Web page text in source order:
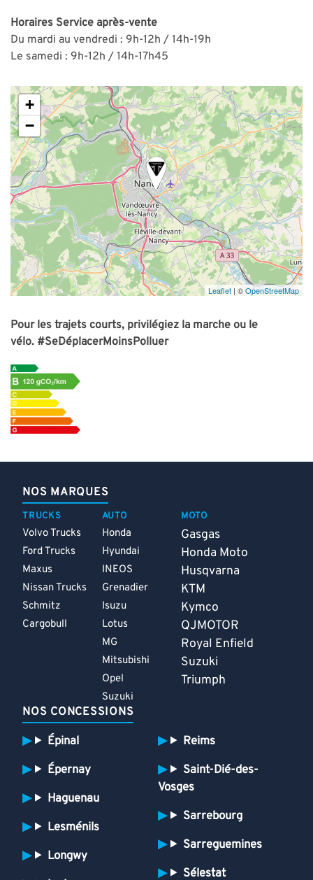
Horaires Service après-vente
Du mardi au vendredi : 9h-12h / 14h-19h
Le samedi : 9h-12h / 14h-17h45
+
−
Leaflet | ©OpenStreetMap
Pour les trajets courts, privilégiez la marche ou le
vélo. #SeDéplacerMoinsPolluer
NOS MARQUES
TRUCKS
Volvo Trucks
Ford Trucks
Maxus
Nissan Trucks
Schmitz
Cargobull
AUTO
Honda
Hyundai
INEOS
Grenadier
Isuzu
Lotus
MG
Mitsubishi
Opel
Suzuki
MOTO
Gasgas
Honda Moto
Husqvarna
KTM
Kymco
QJMOTOR
Royal Enfield
Suzuki
Triumph
NOS CONCESSIONS
Épinal
Épernay
Haguenau
Lesménils
Longwy
Reims
Saint-Dié-des-
Vosges
Sarrebourg
Sarreguemines
Sélestat